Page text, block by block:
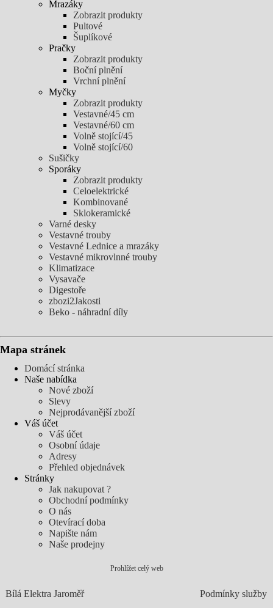
Mrazáky
Zobrazit produkty
Pultové
Šuplíkové
Pračky
Zobrazit produkty
Boční plnění
Vrchní plnění
Myčky
Zobrazit produkty
Vestavné/45 cm
Vestavné/60 cm
Volně stojící/45
Volně stojící/60
Sušičky
Sporáky
Zobrazit produkty
Celoelektrické
Kombinované
Sklokeramické
Varné desky
Vestavné trouby
Vestavné Lednice a mrazáky
Vestavné mikrovlnné trouby
Klimatizace
Vysavače
Digestoře
zbozi2Jakosti
Beko - náhradní díly
Mapa stránek
Domácí stránka
Naše nabídka
Nové zboží
Slevy
Nejprodávanější zboží
Váš účet
Váš účet
Osobní údaje
Adresy
Přehled objednávek
Stránky
Jak nakupovat ?
Obchodní podmínky
O nás
Otevírací doba
Napište nám
Naše prodejny
Prohlížet celý web
Bílá Elektra Jaroměř Podmínky služby